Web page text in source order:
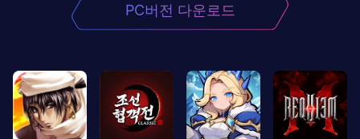
PC버전 다운로드